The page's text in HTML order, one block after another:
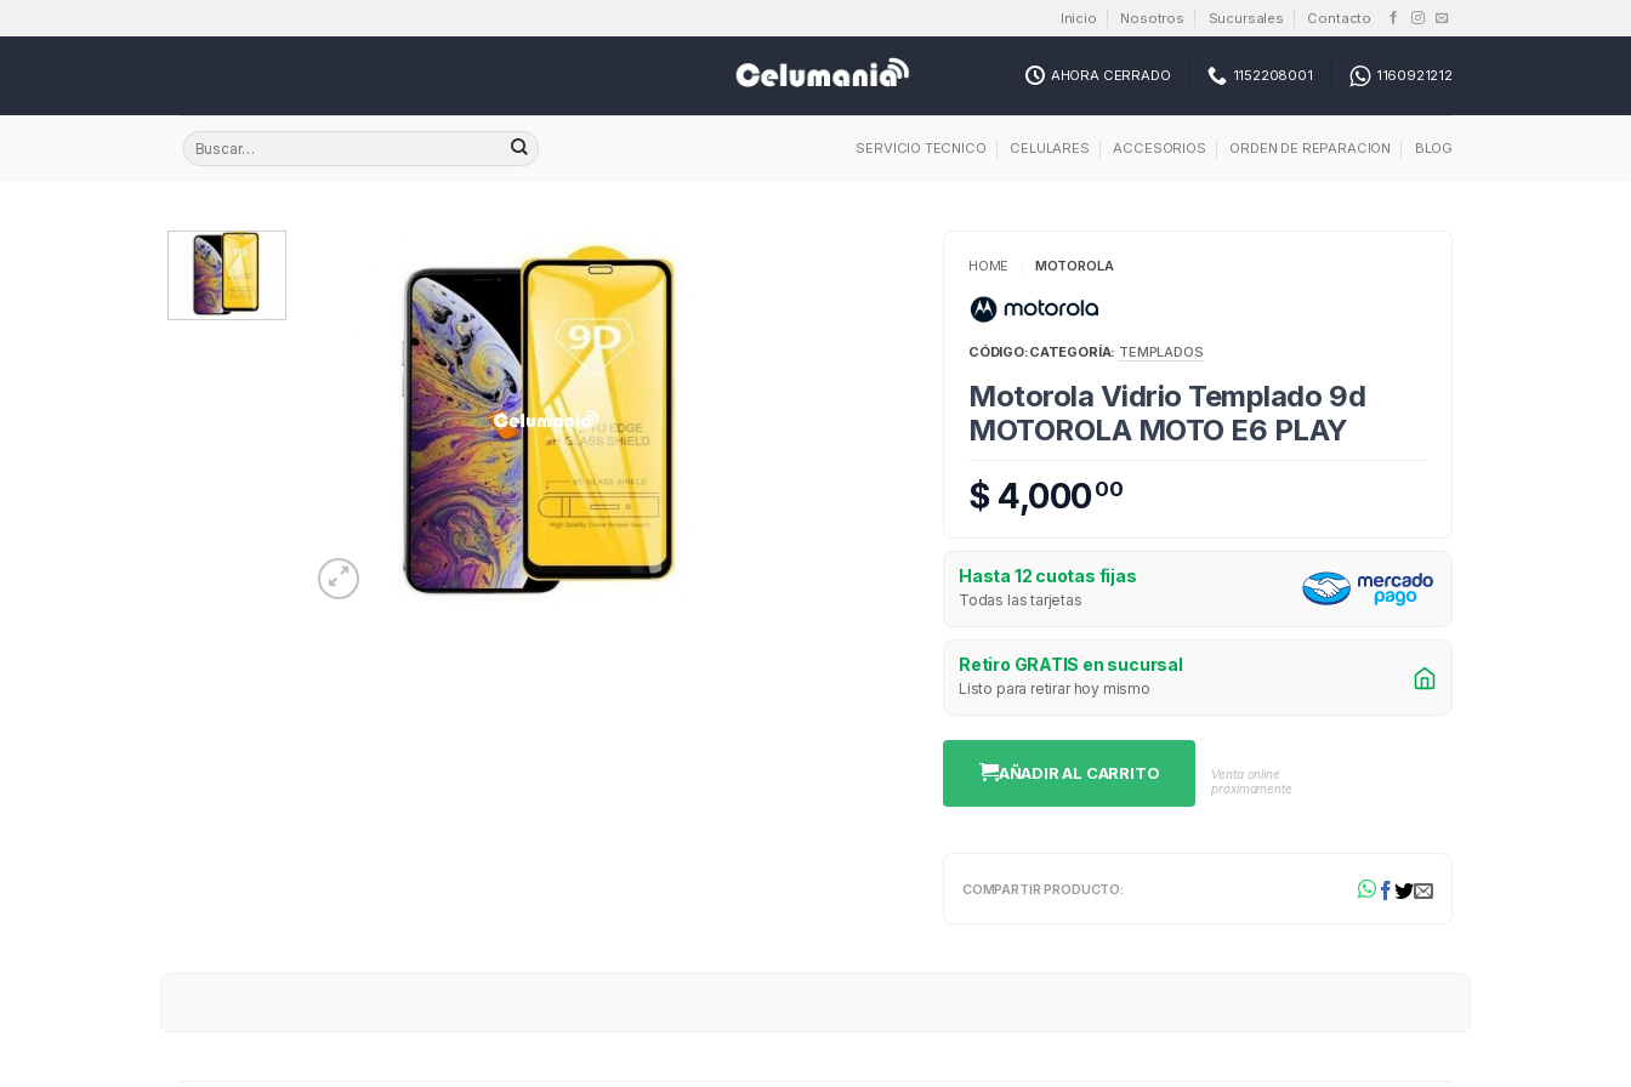
Inicio Nosotros Sucursales Contacto
AHORA CERRADO 1152208001 1160921212
SERVICIO TECNICO CELULARES ACCESORIOS ORDEN DE REPARACION BLOG
HOME MOTOROLA
CÓDIGO:CATEGORÍA: TEMPLADOS
Motorola Vidrio Templado 9d
MOTOROLA MOTO E6 PLAY
$ 4,00000
Hasta 12 cuotas fijas
Todas las tarjetas
Retiro GRATIS en sucursal
Listo para retirar hoy mismo
AÑADIR AL CARRITO
Venta online
próximamente
COMPARTIR PRODUCTO: